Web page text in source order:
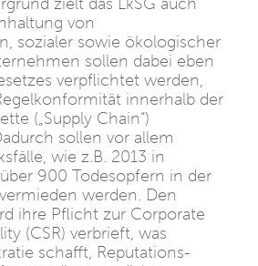
zielt das LkSG auch
von
sozialer sowie ökologischer
sollen dabei eben
verpflichtet werden,
innerhalb der
(„Supply Chain“)
sollen vor allem
wie z.B. 2013 in
900 Todesopfern in der
werden. Den
ihre Pflicht zur Corporate
(CSR) verbrieft, was
schafft, Reputations-